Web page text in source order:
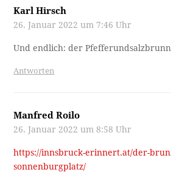
Karl Hirsch
26. Januar 2022 um 7:46 Uhr
Und endlich: der
Antworten
Manfred Roilo
26. Januar 2022 um 8:58 Uhr
https://innsbruck-erinnert.at/der-
sonnenburgplatz/